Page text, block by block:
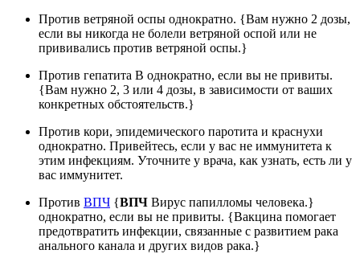
Против ветряной оспы однократно. {Вам нужно 2 дозы,
если вы никогда не болели ветряной оспой или не
прививались против ветряной оспы.}
Против гепатита В однократно, если вы не привиты.
{Вам нужно 2, 3 или 4 дозы, в зависимости от ваших
конкретных обстоятельств.}
Против кори, эпидемического паротита и краснухи
однократно. Привейтесь, если у вас не иммунитета к
этим инфекциям. Уточните у врача, как узнать, есть ли у
вас иммунитет.
Против ВПЧ {ВПЧ Вирус папилломы человека.}
однократно, если вы не привиты. {Вакцина помогает
предотвратить инфекции, связанные с развитием рака
анального канала и других видов рака.}